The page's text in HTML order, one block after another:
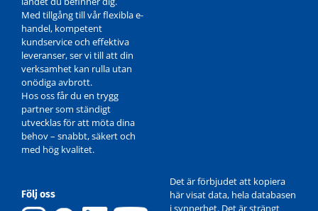
Med tillgång till vår flexibla e-
handel, kompetent
kundservice och effektiva
leveranser, ser vi till att din
verksamhet kan rulla utan
onödiga avbrott.
Hos oss får du en trygg
partner som ständigt
utvecklas för att möta dina
behov – snabbt, säkert och
med hög kvalitet.
Följ oss
Det är förbjudet att kopiera
här visat data, hela databasen
i synnerhet. Det är strängt